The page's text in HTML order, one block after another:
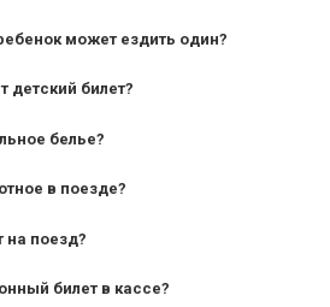
может ездить один?
следования — от 10 лет и
— от 7 лет.
детский билет?
белье?
в поезде?
на поезд?
билет в кассе?